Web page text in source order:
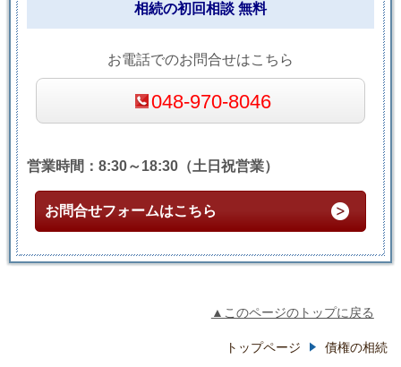
相続の初回相談 無料
お電話でのお問合せはこちら
048-970-8046
営業時間：8:30～18:30（土日祝営業）
お問合せフォームはこちら
▲このページのトップに戻る
トップページ 債権の相続